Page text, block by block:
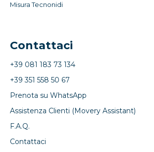
Misura Tecnonidi
Contattaci
+39 081 183 73 134
+39 351 558 50 67
Prenota su WhatsApp
Assistenza Clienti (Movery Assistant)
F.A.Q.
Contattaci